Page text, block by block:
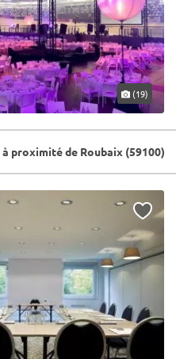
(19)
proximité de Roubaix (59100)